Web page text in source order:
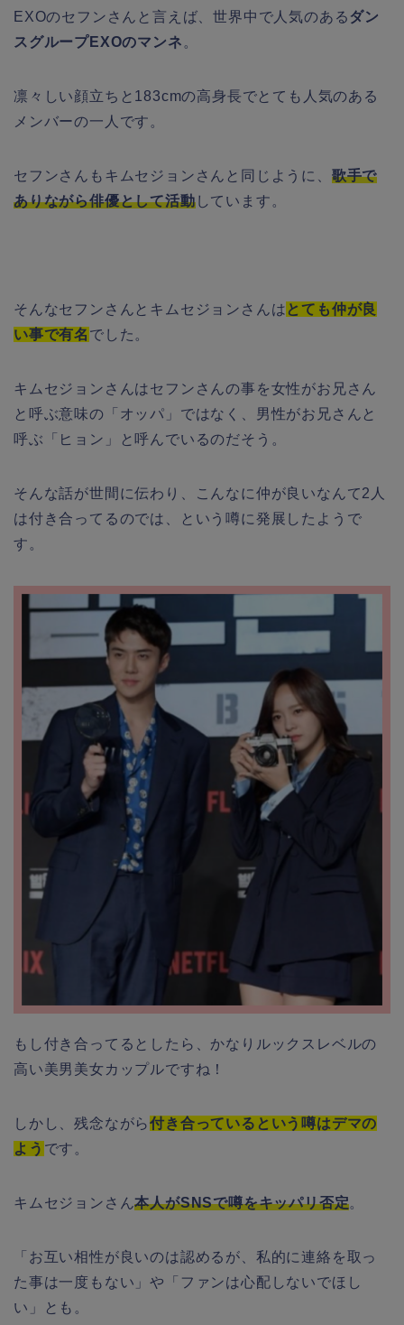
EXOのセフンさんと言えば、世界中で人気のある ダン
スグループEXOのマンネ 。
凛々しい顔立ちと183cmの高身長でとても人気のある
メンバーの一人です。
セフンさんもキムセジョンさんと同じように、 歌手で
ありながら俳優として活動しています。
そんなセフンさんとキムセジョンさんは とても仲が良
い事で有名 でした。
キムセジョンさんはセフンさんの事を女性がお兄さん
と呼ぶ意味の「オッパ」ではなく、男性がお兄さんと
呼ぶ「ヒョン」と呼んでいるのだそう。
そんな話が世間に伝わり、こんなに仲が良いなんて2人
は付き合ってるのでは、という噂に発展したようで
す。
もし付き合ってるとしたら、かなりルックスレベルの
高い美男美女カップルですね！
しかし、残念ながら付き合っているという噂はデマの
よう です。
キムセジョンさん本人がSNSで噂をキッパリ否定。
「お互い相性が良いのは認めるが、私的に連絡を取っ
た事は一度もない」や「ファンは心配しないでほし
い」とも。